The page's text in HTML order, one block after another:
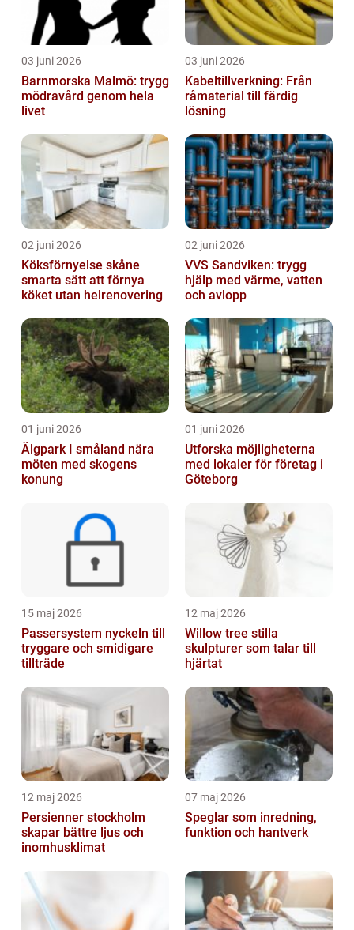
03 juni 2026
Barnmorska Malmö: trygg
mödravård genom hela
livet
03 juni 2026
Kabeltillverkning: Från
råmaterial till färdig
lösning
02 juni 2026
Köksförnyelse skåne
smarta sätt att förnya
köket utan helrenovering
02 juni 2026
VVS Sandviken: trygg
hjälp med värme, vatten
och avlopp
01 juni 2026
Älgpark I småland nära
möten med skogens
konung
01 juni 2026
Utforska möjligheterna
med lokaler för företag i
Göteborg
15 maj 2026
Passersystem nyckeln till
tryggare och smidigare
tillträde
12 maj 2026
Willow tree stilla
skulpturer som talar till
hjärtat
12 maj 2026
Persienner stockholm
skapar bättre ljus och
inomhusklimat
07 maj 2026
Speglar som inredning,
funktion och hantverk